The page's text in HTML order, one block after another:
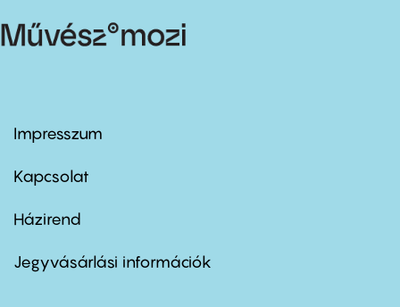
Footer
first
Impresszum
Kapcsolat
Footer
second
Házirend
Jegyvásárlási információk